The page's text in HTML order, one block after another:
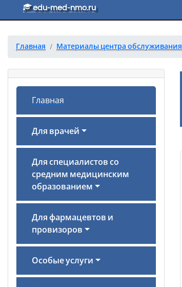
Перейти к основному тексту
edu-med-nmo.ru
Главная Материалы центра обслуживания
Главная
Для врачей
Для специалистов со
средним медицинским
образованием
Для фармацевтов и
провизоров
Особые услуги